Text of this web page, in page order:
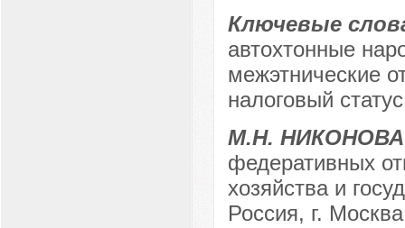
Ключевые
автохтонные
межэтнические
налоговый
М.Н. НИКОНОВА
федеративных
хозяйства и
Россия, г. Москва